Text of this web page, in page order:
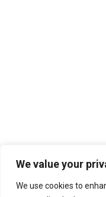
We value your
We use cookies to